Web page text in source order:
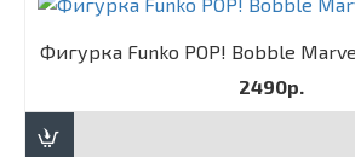
Фигурка Funko POP! Bobble
2490р.